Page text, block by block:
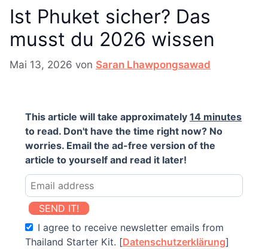
Ist Phuket sicher? Das
musst du 2026 wissen
Mai 13, 2026 von Saran Lhawpongsawad
This article will take approximately 14 minutes
to read. Don't have the time right now? No
worries. Email the ad-free version of the
article to yourself and read it later!
SEND IT!
I agree to receive newsletter emails from
Thailand Starter Kit. [Datenschutzerklärung]